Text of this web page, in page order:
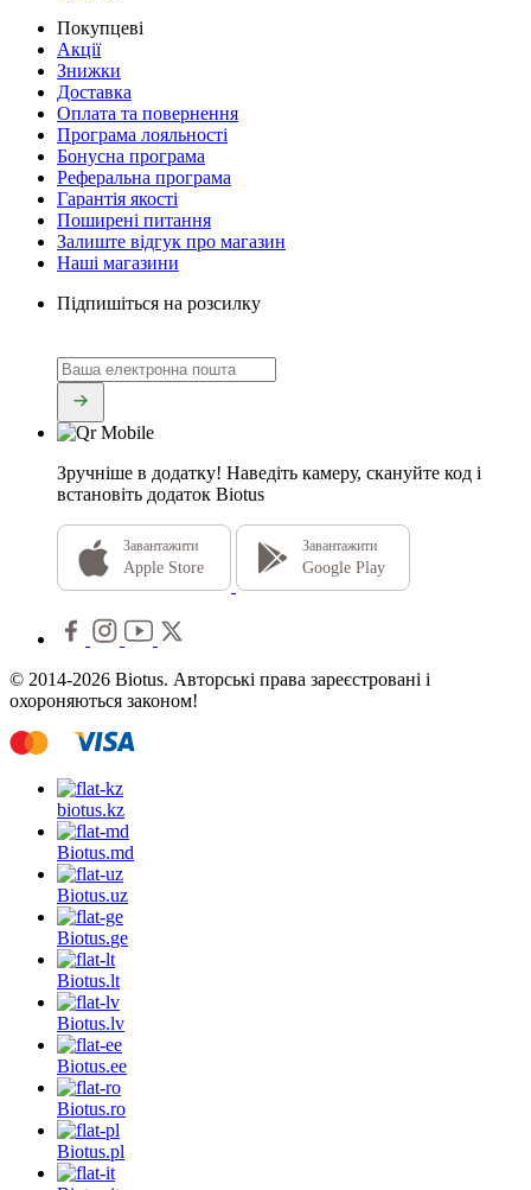
Покупцеві
Акції
Знижки
Доставка
Оплата та повернення
Програма лояльності
Бонусна програма
Реферальна програма
Гарантія якості
Поширені питання
Залиште відгук про магазин
Наші магазини
Підпишіться на розсилку
Зручніше в додатку! Наведіть камеру, скануйте код і
встановіть додаток Biotus
Завантажити
Apple Store
Завантажити
Google Play
© 2014-2026 Biotus. Авторські права зареєстровані і
охороняються законом!
biotus.kz
Biotus.md
Biotus.uz
Biotus.ge
Biotus.lt
Biotus.lv
Biotus.ee
Biotus.ro
Biotus.pl